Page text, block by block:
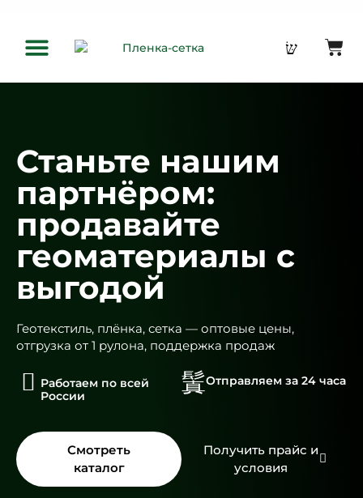
Станьте нашим
партнёром:
продавайте
геоматериалы с
выгодой
Геотекстиль, плёнка, сетка — оптовые цены,
отгрузка от 1 рулона, поддержка продаж
Работаем по всей
России
Отправляем за 24 часа
Смотреть
каталог
Получить прайс и
условия